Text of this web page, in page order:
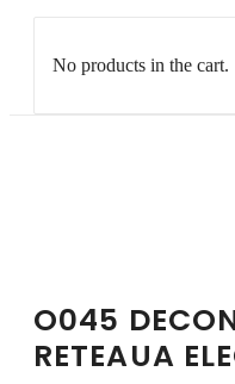
No products in the cart.
O045
RETEAUA